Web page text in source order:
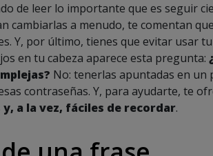
de leer lo importante que es seguir
cambiarlas a menudo, te comentan
Y, por último, tienes que evitar usar
en tu cabeza aparece esta pregunta:
No: tenerlas apuntadas en un
contraseñas. Y, para ayudarte, te
a la vez, fáciles de recordar.